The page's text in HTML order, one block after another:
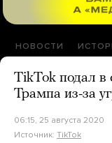
НОВОСТИ
TikTok подал в
Трампа из-за
06:15, 25 августа 2020
Источник: TikTok